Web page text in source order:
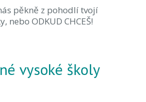
pěkně z pohodlí tvojí
nebo ODKUD CHCEŠ!
vysoké školy